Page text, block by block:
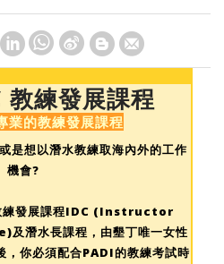
練發展課程
業的教練發展課程
是想以潛水教練取海內外的工作
機會?
練發展課程IDC (Instructor
潛水長課程，由墾丁唯一女性
，你必須配合PADI的教練考試時